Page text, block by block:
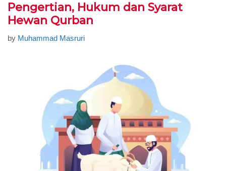
Pengertian, Hukum dan Syarat
Hewan Qurban
by Muhammad Masruri